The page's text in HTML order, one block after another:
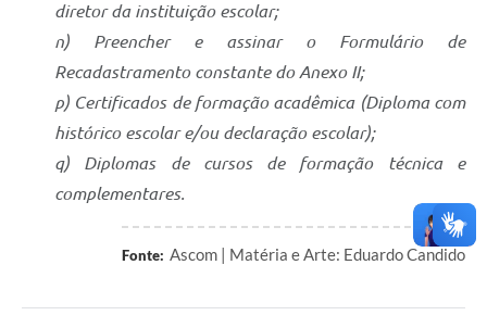
diretor da instituição escolar;
n) Preencher e assinar o Formulário de
Recadastramento constante do Anexo II;
p) Certificados de formação acadêmica (Diploma com
histórico escolar e/ou declaração escolar);
q) Diplomas de cursos de formação técnica e
complementares.
Fonte: Ascom | Matéria e Arte: Eduardo Candido